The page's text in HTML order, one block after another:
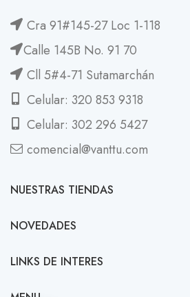
Cra 91#145-27 Loc 1-118
Calle 145B No. 91 70
Cll 5#4-71 Sutamarchán
Celular: 320 853 9318
Celular: 302 296 5427
comencial@vanttu.com
NUESTRAS TIENDAS
NOVEDADES
LINKS DE INTERES